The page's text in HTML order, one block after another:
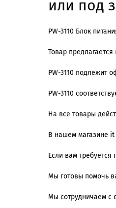
или под
PW-3110 Блок
Товар
PW-3110 подлежит
PW-3110
На все товары
В нашем магазине it
Если вам
Мы готовы помочь
Мы сотрудничаем с